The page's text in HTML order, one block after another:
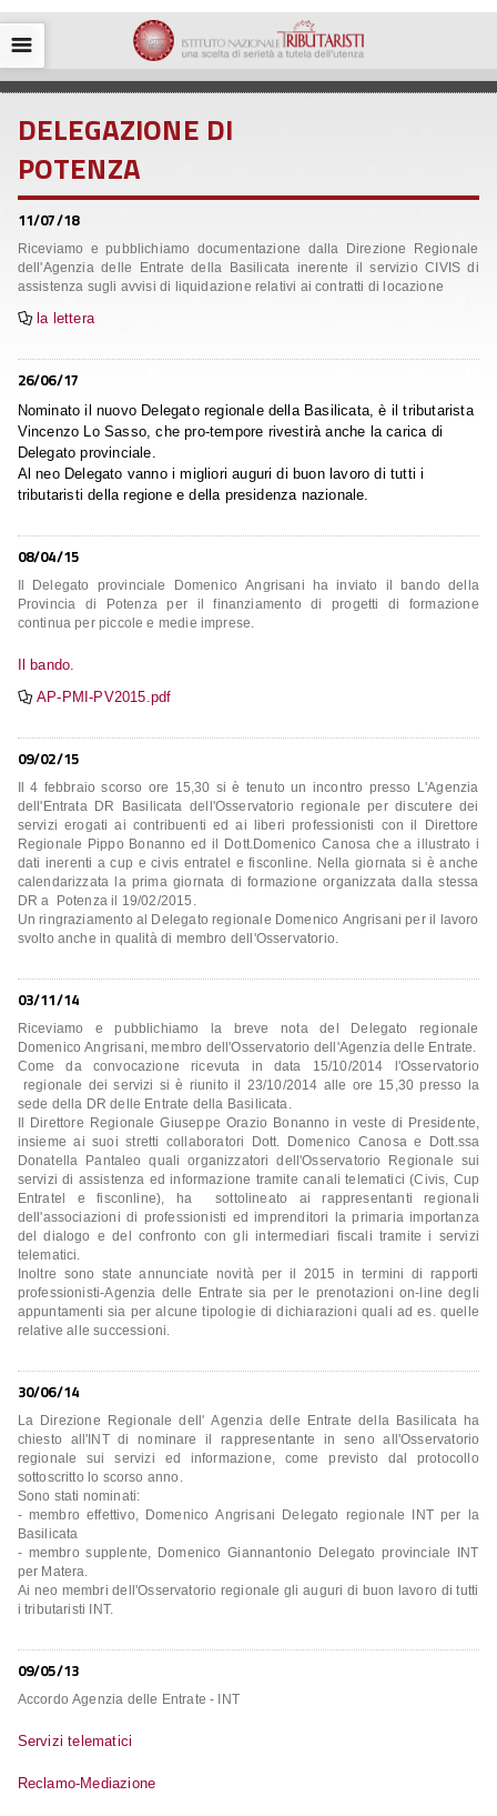
☰
DELEGAZIONE DI
POTENZA
11/07/18
Riceviamo e pubblichiamo documentazione dalla Direzione Regionale
dell'Agenzia delle Entrate della Basilicata inerente il servizio CIVIS di
assistenza sugli avvisi di liquidazione relativi ai contratti di locazione
 la lettera
26/06/17
Nominato il nuovo Delegato regionale della Basilicata, è il tributarista
Vincenzo Lo Sasso, che pro-tempore rivestirà anche la carica di
Delegato provinciale.
Al neo Delegato vanno i migliori auguri di buon lavoro di tutti i
tributaristi della regione e della presidenza nazionale.
08/04/15
Il Delegato provinciale Domenico Angrisani ha inviato il bando della
Provincia di Potenza per il finanziamento di progetti di formazione
continua per piccole e medie imprese.
Il bando.
 AP-PMI-PV2015.pdf
09/02/15
Il 4 febbraio scorso ore 15,30 si è tenuto un incontro presso L'Agenzia
dell'Entrata DR Basilicata dell'Osservatorio regionale per discutere dei
servizi erogati ai contribuenti ed ai liberi professionisti con il Direttore
Regionale Pippo Bonanno ed il Dott.Domenico Canosa che a illustrato i
dati inerenti a cup e civis entratel e fisconline. Nella giornata si è anche
calendarizzata la prima giornata di formazione organizzata dalla stessa
DR a Potenza il 19/02/2015.
Un ringraziamento al Delegato regionale Domenico Angrisani per il lavoro
svolto anche in qualità di membro dell'Osservatorio.
03/11/14
Riceviamo e pubblichiamo la breve nota del Delegato regionale
Domenico Angrisani, membro dell'Osservatorio dell'Agenzia delle Entrate.
Come da convocazione ricevuta in data 15/10/2014 l'Osservatorio
regionale dei servizi si è riunito il 23/10/2014 alle ore 15,30 presso la
sede della DR delle Entrate della Basilicata.
Il Direttore Regionale Giuseppe Orazio Bonanno in veste di Presidente,
insieme ai suoi stretti collaboratori Dott. Domenico Canosa e Dott.ssa
Donatella Pantaleo quali organizzatori dell'Osservatorio Regionale sui
servizi di assistenza ed informazione tramite canali telematici (Civis, Cup
Entratel e fisconline), ha sottolineato ai rappresentanti regionali
dell'associazioni di professionisti ed imprenditori la primaria importanza
del dialogo e del confronto con gli intermediari fiscali tramite i servizi
telematici.
Inoltre sono state annunciate novità per il 2015 in termini di rapporti
professionisti-Agenzia delle Entrate sia per le prenotazioni on-line degli
appuntamenti sia per alcune tipologie di dichiarazioni quali ad es. quelle
relative alle successioni.
30/06/14
La Direzione Regionale dell' Agenzia delle Entrate della Basilicata ha
chiesto all'INT di nominare il rappresentante in seno all'Osservatorio
regionale sui servizi ed informazione, come previsto dal protocollo
sottoscritto lo scorso anno.
Sono stati nominati:
- membro effettivo, Domenico Angrisani Delegato regionale INT per la
Basilicata
- membro supplente, Domenico Giannantonio Delegato provinciale INT
per Matera.
Ai neo membri dell'Osservatorio regionale gli auguri di buon lavoro di tutti
i tributaristi INT.
09/05/13
Accordo Agenzia delle Entrate - INT
Servizi telematici
Reclamo-Mediazione